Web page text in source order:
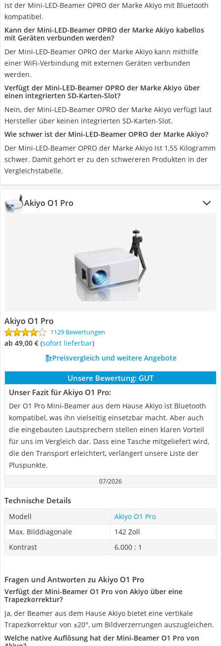
ist der Mini-LED-Beamer OPRO der Marke Akiyo mit Bluetooth
kompatibel.
Kann der Mini-LED-Beamer OPRO der Marke Akiyo kabellos
mit Geräten verbunden werden?
Der Mini-LED-Beamer OPRO der Marke Akiyo kann mithilfe
einer WiFi-Verbindung mit externen Geräten verbunden
werden.
Verfügt der Mini-LED-Beamer OPRO der Marke Akiyo über
einen integrierten SD-Karten-Slot?
Nein, der Mini-LED-Beamer OPRO der Marke Akiyo verfügt laut
Hersteller über keinen integrierten SD-Karten-Slot.
Wie schwer ist der Mini-LED-Beamer OPRO der Marke Akiyo?
Der Mini-LED-Beamer OPRO der Marke Akiyo ist 1,55 Kilogramm
schwer. Damit gehört er zu den schwereren Produkten in der
Vergleichstabelle.
Akiyo O1 Pro
Akiyo O1 Pro
1129 Bewertungen
ab 49,00 € ( Sofort lieferbar)
Preisvergleich und weitere Angebote
Unsere Bewertung: GUT
Unser Fazit für Akiyo O1 Pro:
Der O1 Pro Mini-Beamer aus dem Hause Akiyo ist Bluetooth
kompatibel, was ihn vielseitig einsetzbar macht. Aber auch
die eingebauten Lautsprechern stellen einen klaren Vorteil
für uns im Vergleich dar. Dass eine Tasche mitgeliefert wird,
die den Transport erleichtert, verlängert unsere Liste der
Pluspunkte.
07/2026
Technische Details
Modell
Akiyo O1 Pro
Max. Bilddiagonale
142 Zoll
Kontrast
6.000 : 1
Fragen und Antworten zu Akiyo O1 Pro
Verfügt der Mini-Beamer O1 Pro von Akiyo über eine
Trapezkorrektur?
Ja, der Beamer aus dem Hause Akiyo bietet eine vertikale
Trapezkorrektur von ±20°, um Bildverzerrungen auszugleichen.
Welche native Auflösung hat der Mini-Beamer O1 Pro von